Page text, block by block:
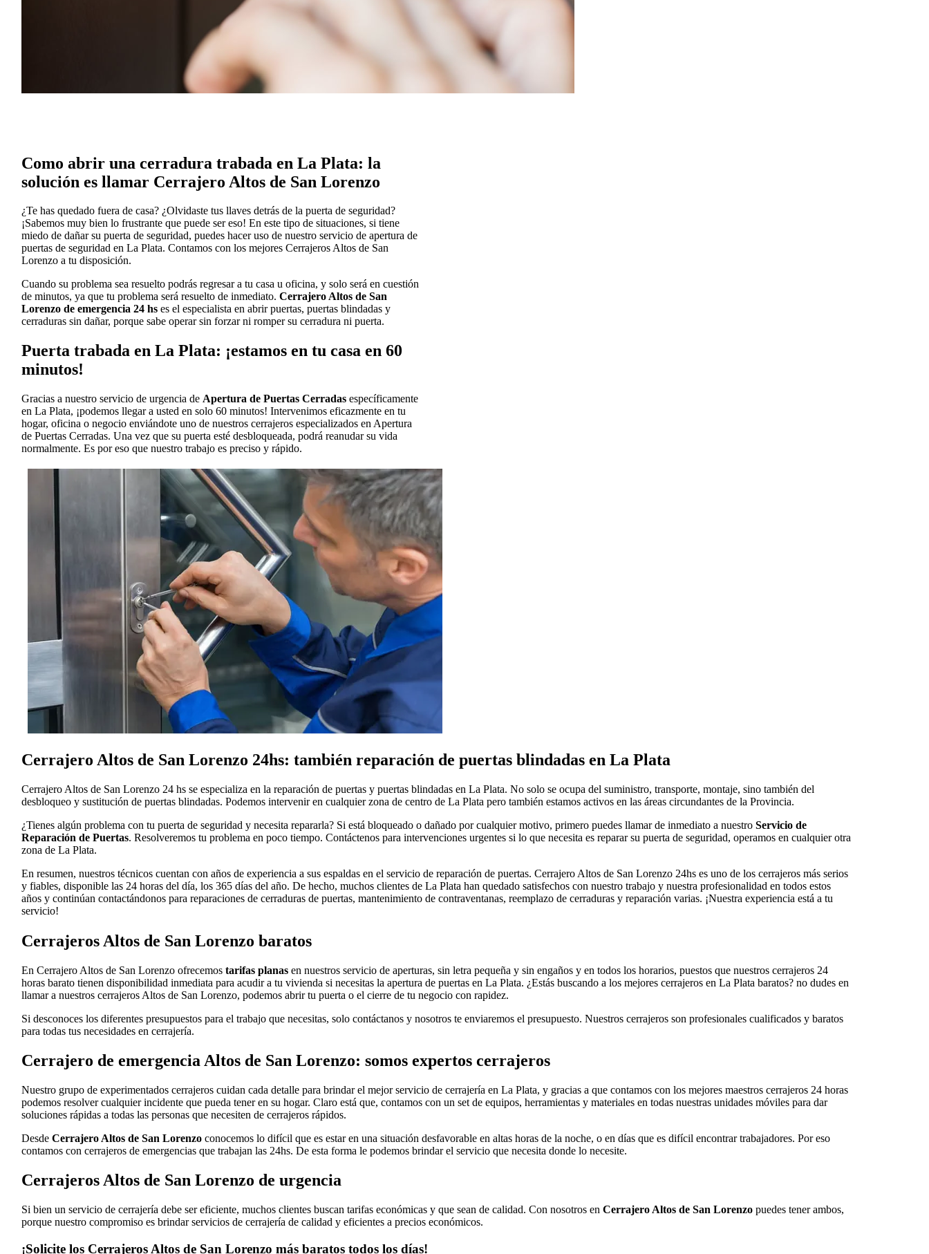
Como abrir una cerradura trabada en La Plata: la
solución es llamar Cerrajero Altos de San Lorenzo
¿Te has quedado fuera de casa? ¿Olvidaste tus llaves detrás de la puerta de seguridad?
¡Sabemos muy bien lo frustrante que puede ser eso! En este tipo de situaciones, si tiene
miedo de dañar su puerta de seguridad, puedes hacer uso de nuestro servicio de apertura de
puertas de seguridad en La Plata. Contamos con los mejores Cerrajeros Altos de San
Lorenzo a tu disposición.
Cuando su problema sea resuelto podrás regresar a tu casa u oficina, y solo será en cuestión
de minutos, ya que tu problema será resuelto de inmediato.Cerrajero Altos de San
Lorenzo de emergencia 24 hs es el especialista en abrir puertas, puertas blindadas y
cerraduras sin dañar, porque sabe operar sin forzar ni romper su cerradura ni puerta.
Puerta trabada en La Plata: ¡estamos en tu casa en 60
minutos!
Gracias a nuestro servicio de urgencia de Apertura de Puertas Cerradas específicamente
en La Plata, ¡podemos llegar a usted en solo 60 minutos! Intervenimos eficazmente en tu
hogar, oficina o negocio enviándote uno de nuestros cerrajeros especializados en Apertura
de Puertas Cerradas. Una vez que su puerta esté desbloqueada, podrá reanudar su vida
normalmente. Es por eso que nuestro trabajo es preciso y rápido.
Cerrajero Altos de San Lorenzo 24hs: también reparación de puertas blindadas en La Plata
Cerrajero Altos de San Lorenzo 24 hs se especializa en la reparación de puertas y puertas blindadas en La Plata. No solo se ocupa del suministro, transporte, montaje, sino también del
desbloqueo y sustitución de puertas blindadas. Podemos intervenir en cualquier zona de centro de La Plata pero también estamos activos en las áreas circundantes de la Provincia.
¿Tienes algún problema con tu puerta de seguridad y necesita repararla? Si está bloqueado o dañado por cualquier motivo, primero puedes llamar de inmediato a nuestroServicio de
Reparación de Puertas. Resolveremos tu problema en poco tiempo. Contáctenos para intervenciones urgentes si lo que necesita es reparar su puerta de seguridad, operamos en cualquier otra
zona de La Plata.
En resumen, nuestros técnicos cuentan con años de experiencia a sus espaldas en el servicio de reparación de puertas. Cerrajero Altos de San Lorenzo 24hs es uno de los cerrajeros más serios
y fiables, disponible las 24 horas del día, los 365 días del año. De hecho, muchos clientes de La Plata han quedado satisfechos con nuestro trabajo y nuestra profesionalidad en todos estos
años y continúan contactándonos para reparaciones de cerraduras de puertas, mantenimiento de contraventanas, reemplazo de cerraduras y reparación varias. ¡Nuestra experiencia está a tu
servicio!
Cerrajeros Altos de San Lorenzo baratos
En Cerrajero Altos de San Lorenzo ofrecemos tarifas planas en nuestros servicio de aperturas, sin letra pequeña y sin engaños y en todos los horarios, puestos que nuestros cerrajeros 24
horas barato tienen disponibilidad inmediata para acudir a tu vivienda si necesitas la apertura de puertas en La Plata. ¿Estás buscando a los mejores cerrajeros en La Plata baratos? no dudes en
llamar a nuestros cerrajeros Altos de San Lorenzo, podemos abrir tu puerta o el cierre de tu negocio con rapidez.
Si desconoces los diferentes presupuestos para el trabajo que necesitas, solo contáctanos y nosotros te enviaremos el presupuesto. Nuestros cerrajeros son profesionales cualificados y baratos
para todas tus necesidades en cerrajería.
Cerrajero de emergencia Altos de San Lorenzo: somos expertos cerrajeros
Nuestro grupo de experimentados cerrajeros cuidan cada detalle para brindar el mejor servicio de cerrajería en La Plata, y gracias a que contamos con los mejores maestros cerrajeros 24 horas
podemos resolver cualquier incidente que pueda tener en su hogar. Claro está que, contamos con un set de equipos, herramientas y materiales en todas nuestras unidades móviles para dar
soluciones rápidas a todas las personas que necesiten de cerrajeros rápidos.
DesdeCerrajero Altos de San Lorenzoconocemos lo difícil que es estar en una situación desfavorable en altas horas de la noche, o en días que es difícil encontrar trabajadores. Por eso
contamos con cerrajeros de emergencias que trabajan las 24hs. De esta forma le podemos brindar el servicio que necesita donde lo necesite.
Cerrajeros Altos de San Lorenzo de urgencia
Si bien un servicio de cerrajería debe ser eficiente, muchos clientes buscan tarifas económicas y que sean de calidad. Con nosotros enCerrajero Altos de San Lorenzopuedes tener ambos,
porque nuestro compromiso es brindar servicios de cerrajería de calidad y eficientes a precios económicos.
¡Solicite los Cerrajeros Altos de San Lorenzo más baratos todos los días!